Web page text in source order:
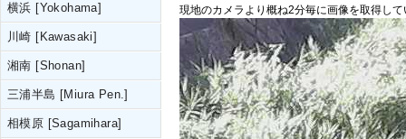
横浜 [Yokohama]
川崎 [Kawasaki]
湘南 [Shonan]
三浦半島 [Miura Pen.]
相模原 [Sagamihara]
現地のカメラより概ね2分毎に画像を取得し